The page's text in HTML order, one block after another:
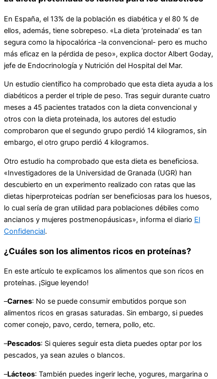
En España, el 13% de la población es diabética y el 80 % de
ellos, además, tiene sobrepeso. «La dieta ‘proteinada’ es tan
segura como la hipocalórica -la convencional- pero es mucho
más eficaz en la pérdida de peso», explica doctor Albert Goday,
jefe de Endocrinología y Nutrición del Hospital del Mar.
Un estudio científico ha comprobado que esta dieta ayuda a los
diabéticos a perder el triple de peso. Tras seguir durante cuatro
meses a 45 pacientes tratados con la dieta convencional y
otros con la dieta proteinada, los autores del estudio
comprobaron que el segundo grupo perdió 14 kilogramos, sin
embargo, el otro grupo perdió 4 kilogramos.
Otro estudio ha comprobado que esta dieta es beneficiosa.
«Investigadores de la Universidad de Granada (UGR) han
descubierto en un experimento realizado con ratas que las
dietas hiperproteicas podrían ser beneficiosas para los huesos,
lo cual sería de gran utilidad para poblaciones débiles como
ancianos y mujeres postmenopáusicas», informa el diario El
Confidencial.
¿Cuáles son los alimentos ricos en proteínas?
En este artículo te explicamos los alimentos que son ricos en
proteínas. ¡Sigue leyendo!
–Carnes: No se puede consumir embutidos porque son
alimentos ricos en grasas saturadas. Sin embargo, si puedes
comer conejo, pavo, cerdo, ternera, pollo, etc.
–Pescados: Si quieres seguir esta dieta puedes optar por los
pescados, ya sean azules o blancos.
–Lácteos: También puedes ingerir leche, yogures, margarina o